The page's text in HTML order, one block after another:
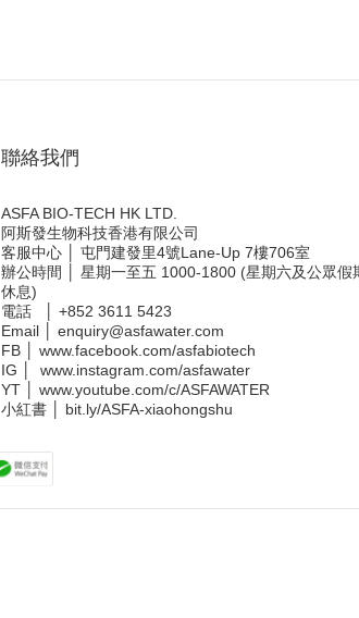
聯絡我們
ASFA BIO-TECH HK LTD.
阿斯發生物科技香港有限公司
客服中心 │ 屯門建發里4號Lane-Up 7樓706室
辦公時間 │ 星期一至五 1000-1800 (星期六及公眾假
休息)
電話 │ +852 3611 5423
Email │ enquiry@asfawater.com
FB │ www.facebook.com/asfabiotech
IG │ www.instagram.com/asfawater
YT │ www.youtube.com/c/ASFAWATER
小紅書 │ bit.ly/ASFA-xiaohongshu